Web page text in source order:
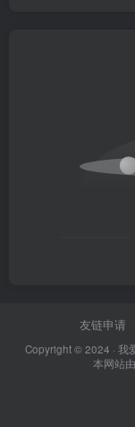
友链申请
Copyright © 2024 · 我
本网站由